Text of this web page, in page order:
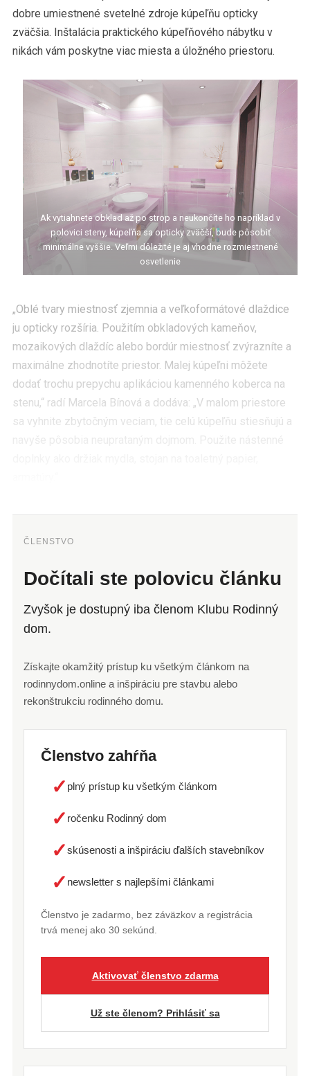
dobre umiestnené svetelné zdroje kúpeľňu opticky
zväčšia. Inštalácia praktického kúpeľňového nábytku v
nikách vám poskytne viac miesta a úložného priestoru.
Ak vytiahnete obklad až po strop a neukončíte ho napríklad v
polovici steny, kúpeľňa sa opticky zväčší, bude pôsobiť
minimálne vyššie. Veľmi dôležité je aj vhodne rozmiestnené
osvetlenie
„Oblé tvary miestnosť zjemnia a veľkoformátové dlaždice
ju opticky rozšíria. Použitím obkladových kameňov,
mozaikových dlaždíc alebo bordúr miestnosť zvýrazníte a
maximálne zhodnotíte priestor. Malej kúpeľni môžete
dodať trochu prepychu aplikáciou kamenného koberca na
stenu,“ radí Marcela Bínová a dodáva: „V malom priestore
sa vyhnite zbytočným veciam, tie celú kúpeľňu stiesňujú a
ČLENSTVO
Dočítali ste polovicu článku
Zvyšok je dostupný iba členom Klubu Rodinný
dom.
Získajte okamžitý prístup ku všetkým článkom na
rodinnydom.online a inšpiráciu pre stavbu alebo
rekonštrukciu rodinného domu.
Členstvo zahŕňa
✓ plný prístup ku všetkým článkom
✓ ročenku Rodinný dom
✓skúsenosti a inšpiráciu ďalších stavebníkov
✓ newsletter s najlepšími článkami
Členstvo je zadarmo, bez záväzkov a registrácia
trvá menej ako 30 sekúnd.
Aktivovať členstvo zdarma
Už ste členom? Prihlásiť sa